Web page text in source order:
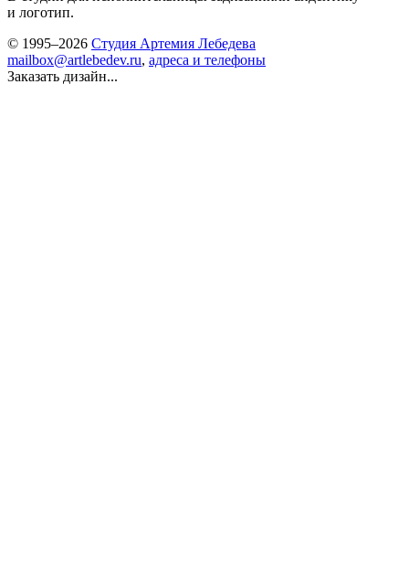
и логотип.
© 1995–2026 Студия Артемия Лебедева
mailbox@artlebedev.ru, адреса и телефоны
Заказать дизайн...